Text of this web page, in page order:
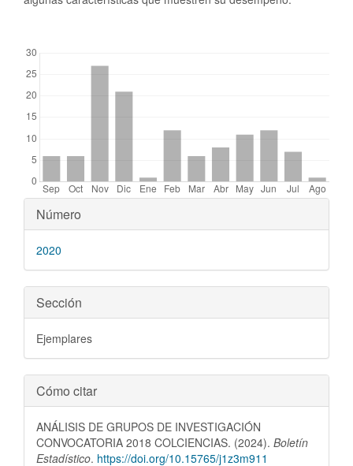
Detalles
del
artículo
Número
2020
Sección
Ejemplares
Cómo citar
ANÁLISIS DE GRUPOS DE INVESTIGACIÓN
CONVOCATORIA 2018 COLCIENCIAS. (2024). Boletín
Estadístico. https://doi.org/10.15765/j1z3m911